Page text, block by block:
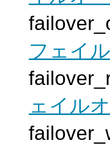
フェイ
ェイル